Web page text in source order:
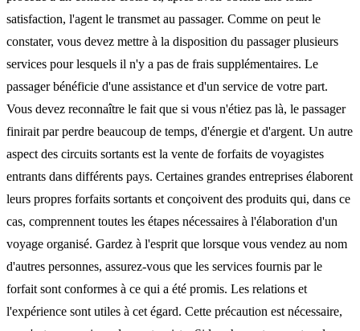
satisfaction, l'agent le transmet au passager. Comme on peut le
constater, vous devez mettre à la disposition du passager plusieurs
services pour lesquels il n'y a pas de frais supplémentaires. Le
passager bénéficie d'une assistance et d'un service de votre part.
Vous devez reconnaître le fait que si vous n'étiez pas là, le passager
finirait par perdre beaucoup de temps, d'énergie et d'argent. Un autre
aspect des circuits sortants est la vente de forfaits de voyagistes
entrants dans différents pays. Certaines grandes entreprises élaborent
leurs propres forfaits sortants et conçoivent des produits qui, dans ce
cas, comprennent toutes les étapes nécessaires à l'élaboration d'un
voyage organisé. Gardez à l'esprit que lorsque vous vendez au nom
d'autres personnes, assurez-vous que les services fournis par le
forfait sont conformes à ce qui a été promis. Les relations et
l'expérience sont utiles à cet égard. Cette précaution est nécessaire,